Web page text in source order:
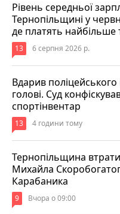
Рівень середньої
Тернопільщині у
де платять
13 6 серпня 2026 р.
Вдарив
голові. Суд
спортінвентар
13 4 години тому
Тернопільщина
Михайла
Карабаника
9 Вчора о 09:00